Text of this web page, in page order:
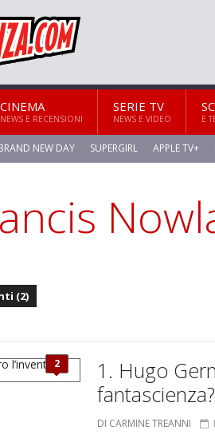
CINEMA
NEWS E RECENSIONI
SERIE TV
NEWS E VIDEO E
NEW DAY SUPERGIRL APPLE TV+
(2)
2
1. Hugo
fantascienza?
DI CARMINE TREANNI